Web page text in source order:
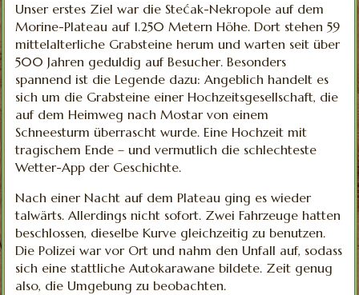
Unser erstes Ziel war die Stećak-Nekropole auf dem
Morine-Plateau auf 1.250 Metern Höhe. Dort stehen 59
mittelalterliche Grabsteine herum und warten seit über
500 Jahren geduldig auf Besucher. Besonders
spannend ist die Legende dazu: Angeblich handelt es
sich um die Grabsteine einer Hochzeitsgesellschaft, die
auf dem Heimweg nach Mostar von einem
Schneesturm überrascht wurde. Eine Hochzeit mit
tragischem Ende – und vermutlich die schlechteste
Wetter-App der Geschichte.
Nach einer Nacht auf dem Plateau ging es wieder
talwärts. Allerdings nicht sofort. Zwei Fahrzeuge hatten
beschlossen, dieselbe Kurve gleichzeitig zu benutzen.
Die Polizei war vor Ort und nahm den Unfall auf, sodass
sich eine stattliche Autokarawane bildete. Zeit genug
also, die Umgebung zu beobachten.